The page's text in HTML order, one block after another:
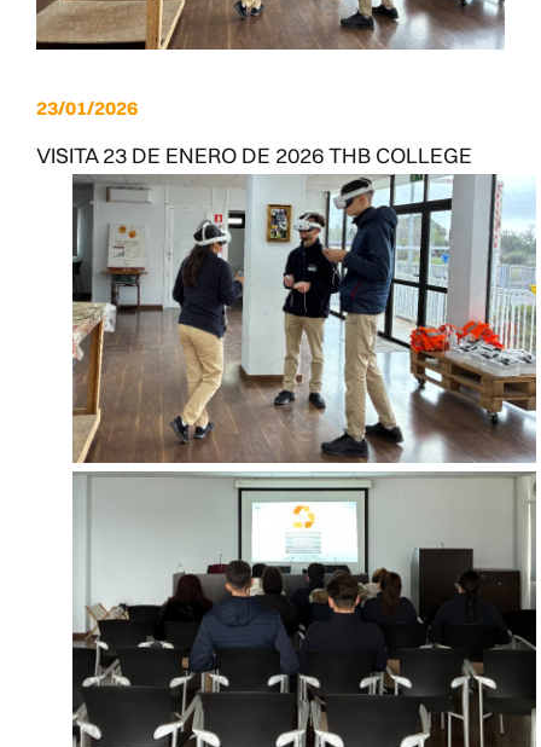
23/01/2026
VISITA 23 DE ENERO DE 2026 THB COLLEGE